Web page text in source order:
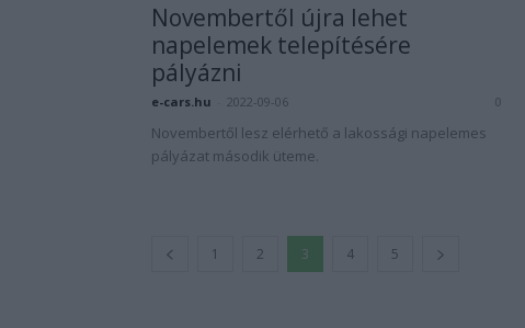
Novembertől újra lehet
napelemek telepítésére
pályázni
e-cars.hu 2022-09-06 0
Novembertől lesz elérhető a lakossági napelemes
pályázat második üteme.
1 2 3 4 5